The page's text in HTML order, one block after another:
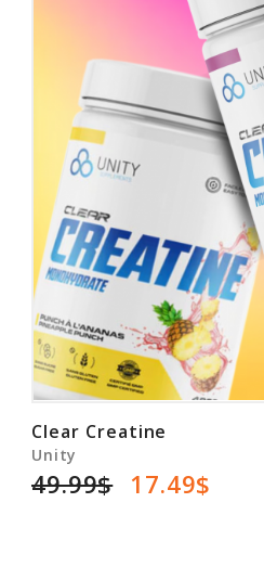
Clear Creatine
Unity
49.99$ 17.49$